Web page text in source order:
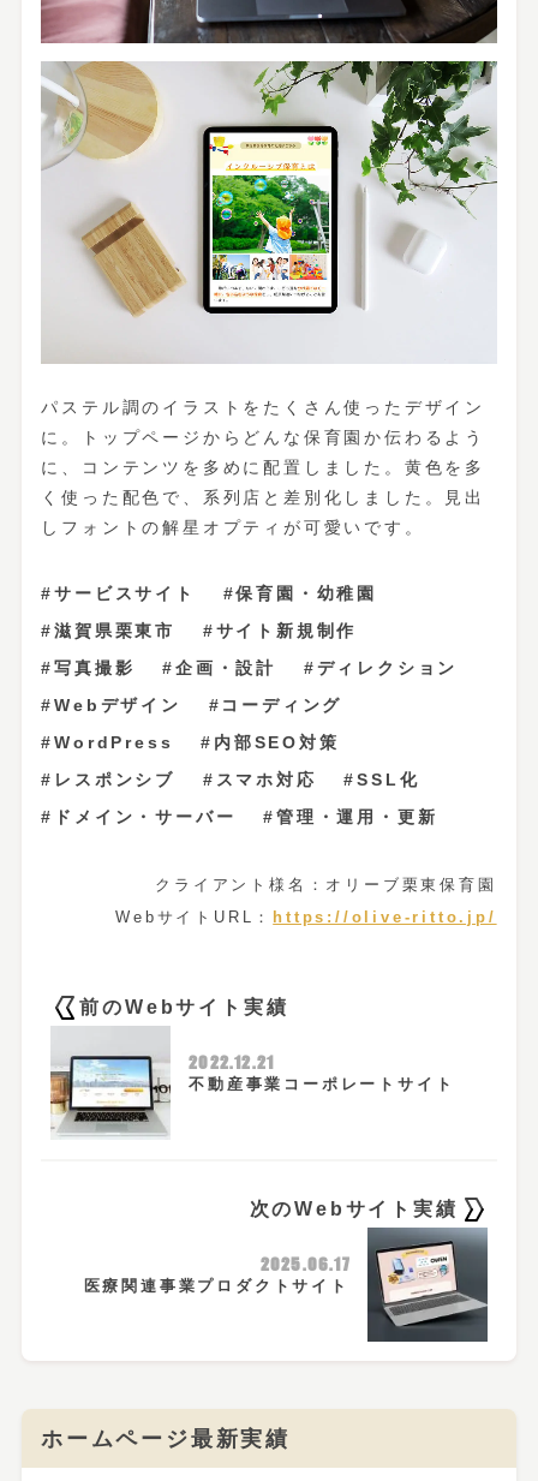
パステル調のイラストをたくさん使ったデザイン
に。トップページからどんな保育園か伝わるよう
に、コンテンツを多めに配置しました。黄色を多
く使った配色で、系列店と差別化しました。見出
しフォントの解星オプティが可愛いです。
サービスサイト
保育園・幼稚園
滋賀県栗東市
サイト新規制作
写真撮影
企画・設計
ディレクション
Webデザイン
コーディング
WordPress
内部SEO対策
レスポンシブ
スマホ対応
SSL化
ドメイン・サーバー
管理・運用・更新
クライアント様名：オリーブ栗東保育園
WebサイトURL：
https://olive-ritto.jp/
前のWebサイト実績
2022.12.21
不動産事業コーポレートサイト
次のWebサイト実績
2025.06.17
医療関連事業プロダクトサイト
ホームページ最新実績